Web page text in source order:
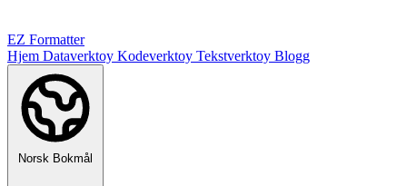
EZ Formatter
Hjem Dataverktoy Kodeverktoy Tekstverktoy Blogg
Norsk Bokmål